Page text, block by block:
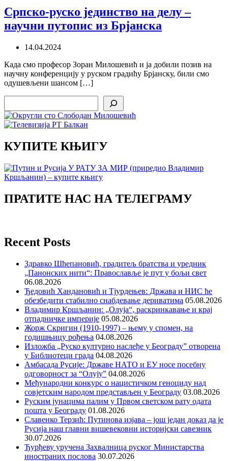
Српско-руско јединство на делу –
научни путопис из Брјанска
14.04.2024
Када смо професор Зоран Милошевић и ја добили позив на
научну конференцију у руском градићу Брјанску, били смо
одушевљени шансом […]
КУПИТЕ КЊИГУ
ПРАТИТЕ НАС НА ТЕЛЕГРАМУ
Recent Posts
Здравко Шћепановић, градитељ братства и уредник
„Панонских нити“: Православље је пут у бољи свет
06.08.2026
Ђедовић Хандановић и Тјурдењев: Држава и НИС ће
обезбедити стабилно снабдевање дериватима 05.08.2026
Владимир Кршљанин: „Олуја“, раскринкавање и крај
отпадничке империје 05.08.2026
Жорж Скригин (1910-1997) – њему у спомен, на
годишњицу рођења 04.08.2026
Изложба „Руско културно наслеђе у Београду” отворена
у Библиотеци града 04.08.2026
Амбасада Русије: Државе НАТО и ЕУ носе посебну
одговорност за “Олују” 04.08.2026
Међународни конкурс о нацистичком геноциду над
совјетским народом представљен у Београду 03.08.2026
Руским јунацима палим у Првом светском рату одата
пошта у Београду 01.08.2026
Славенко Терзић: Путинова изјава – још један доказ да је
Русија наш главни вишевековни историјски савезник
30.07.2026
Ђурђеву уручена Захвалница руског Министарства
иностраних послова 30.07.2026